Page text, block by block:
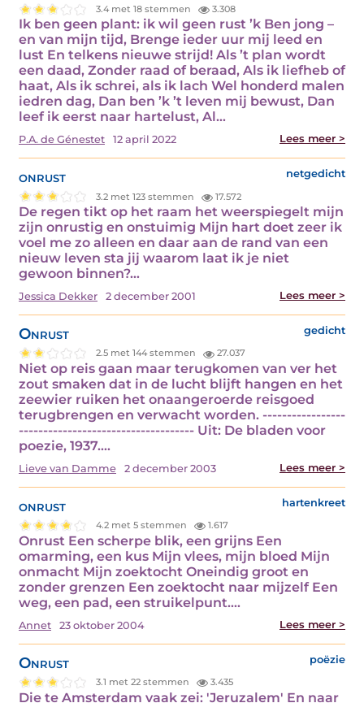
3.4 met 18 stemmen 3.308
Ik ben geen plant: ik wil geen rust ’k Ben jong –
en van mijn tijd, Brenge ieder uur mij leed en
lust En telkens nieuwe strijd! Als ’t plan wordt
een daad, Zonder raad of beraad, Als ik liefheb of
haat, Als ik schrei, als ik lach Wel honderd malen
iedren dag, Dan ben ’k ’t leven mij bewust, Dan
leef ik eerst naar hartelust, Al…
P.A. de Génestet 12 april 2022 Lees meer >
onrust netgedicht
3.2 met 123 stemmen 17.572
De regen tikt op het raam het weerspiegelt mijn
zijn onrustig en onstuimig Mijn hart doet zeer ik
voel me zo alleen en daar aan de rand van een
nieuw leven sta jij waarom laat ik je niet
gewoon binnen?…
Jessica Dekker 2 december 2001 Lees meer >
Onrust gedicht
2.5 met 144 stemmen 27.037
Niet op reis gaan maar terugkomen van ver het
zout smaken dat in de lucht blijft hangen en het
zeewier ruiken het onaangeroerde reisgoed
terugbrengen en verwacht worden. -----------------
------------------------------------ Uit: De bladen voor
poezie, 1937.…
Lieve van Damme 2 december 2003 Lees meer >
onrust hartenkreet
4.2 met 5 stemmen 1.617
Onrust Een scherpe blik, een grijns Een
omarming, een kus Mijn vlees, mijn bloed Mijn
onmacht Mijn zoektocht Oneindig groot en
zonder grenzen Een zoektocht naar mijzelf Een
weg, een pad, een struikelpunt.…
Annet 23 oktober 2004 Lees meer >
Onrust poëzie
3.1 met 22 stemmen 3.435
Die te Amsterdam vaak zei: 'Jeruzalem' En naar